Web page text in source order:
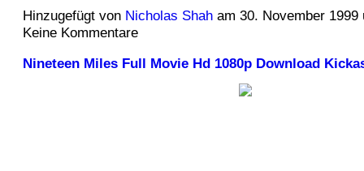
Hinzugefügt von Nicholas Shaham 30. November
Keine Kommentare
Nineteen Miles Full Movie Hd 1080p Download